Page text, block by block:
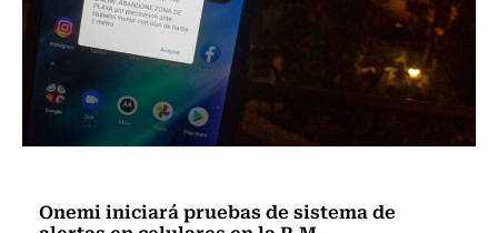
Onemi iniciará pruebas de sistema de